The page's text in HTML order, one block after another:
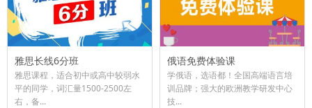
雅思长线6分班
雅思课程，适合初中或高中较弱水
平的同学，词汇量1500-2500左
右，备...
俄语免费体验课
学俄语，选语都！全国高端语言培
训品牌；强大的欧洲教学研发中心
技...